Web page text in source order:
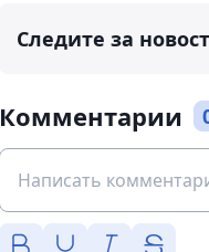
Следите за
Комментарии